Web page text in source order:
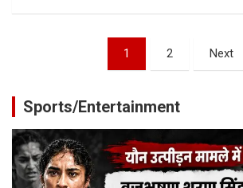
1 2 Next
Sports/Entertainment